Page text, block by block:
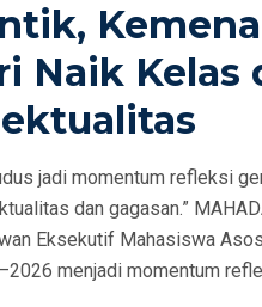
Naik Kelas
jadi momentum refleksi
dan gagasan.”
Eksekutif Mahasiswa
menjadi momentum